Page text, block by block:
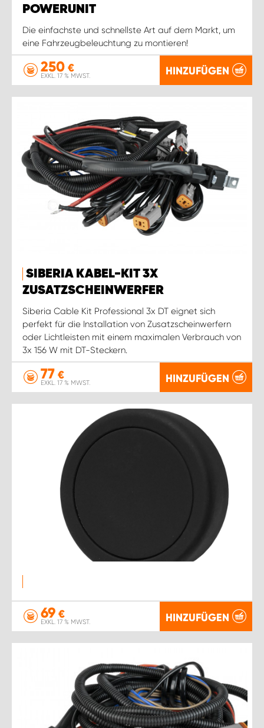
POWERUNIT
Die einfachste und schnellste Art auf dem Markt, um
eine Fahrzeugbeleuchtung zu montieren!
250 €
EXKL. 17 % MWST. HINZUFÜGEN
SIBERIA KABEL-KIT 3X
ZUSATZSCHEINWERFER
Siberia Cable Kit Professional 3x DT eignet sich
perfekt für die Installation von Zusatzscheinwerfern
oder Lichtleisten mit einem maximalen Verbrauch von
3x 156 W mit DT-Steckern.
77 €
EXKL. 17 % MWST. HINZUFÜGEN
69 €
EXKL. 17 % MWST. HINZUFÜGEN